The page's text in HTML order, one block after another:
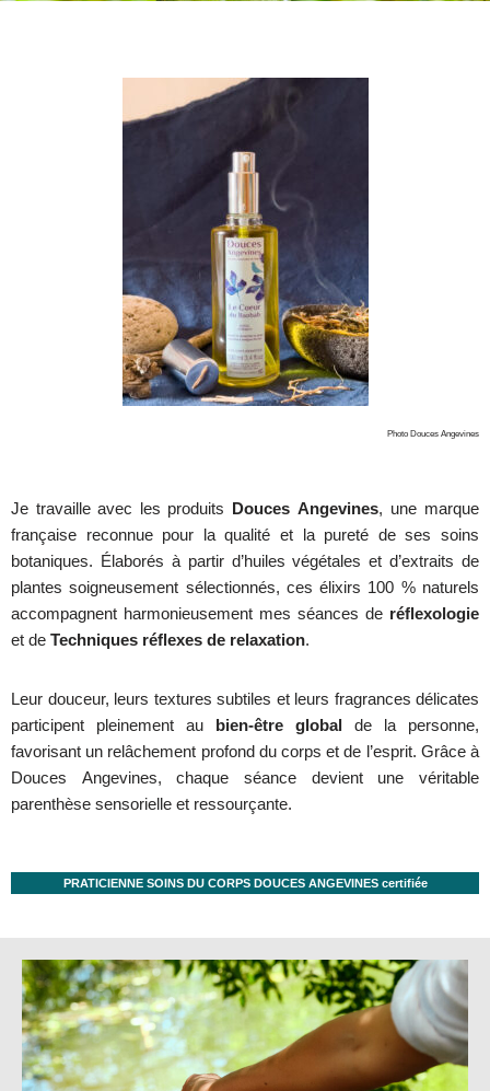
Photo Douces Angevines
Je travaille avec les produits Douces Angevines, une marque
française reconnue pour la qualité et la pureté de ses soins
botaniques. Élaborés à partir d’huiles végétales et d’extraits de
plantes soigneusement sélectionnés, ces élixirs 100 % naturels
accompagnent harmonieusement mes séances de réflexologie
et de Techniques réflexes de relaxation.
Leur douceur, leurs textures subtiles et leurs fragrances délicates
participent pleinement au bien-être global de la personne,
favorisant un relâchement profond du corps et de l’esprit. Grâce à
Douces Angevines, chaque séance devient une véritable
parenthèse sensorielle et ressourçante.
PRATICIENNE SOINS DU CORPS DOUCES ANGEVINES certifiée